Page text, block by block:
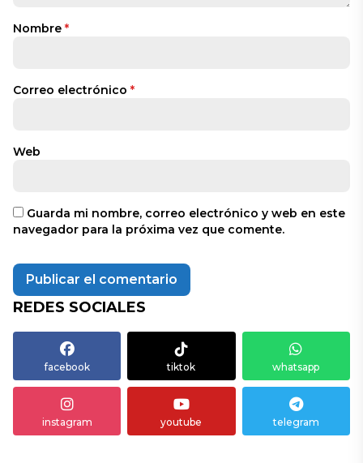
Nombre *
Correo electrónico *
Web
Guarda mi nombre, correo electrónico y web en este
navegador para la próxima vez que comente.
REDES SOCIALES
facebook tiktok whatsapp
instagram youtube telegram